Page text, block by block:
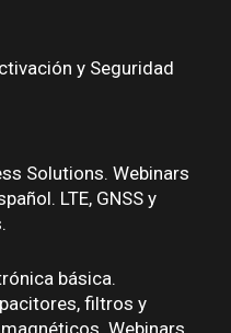
y Seguridad
Solutions. Webinars
LTE, GNSS y
básica.
filtros y
Webinars